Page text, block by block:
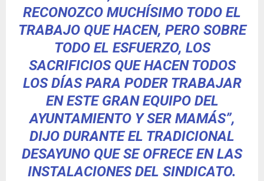
RECONOZCO MUCHÍSIMO TODO EL
TRABAJO QUE HACEN, PERO SOBRE
TODO EL ESFUERZO, LOS
SACRIFICIOS QUE HACEN TODOS
LOS DÍAS PARA PODER TRABAJAR
EN ESTE GRAN EQUIPO DEL
AYUNTAMIENTO Y SER MAMÁS”,
DIJO DURANTE EL TRADICIONAL
DESAYUNO QUE SE OFRECE EN LAS
INSTALACIONES DEL SINDICATO.